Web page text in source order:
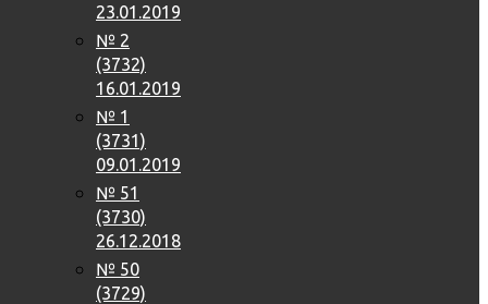
23.01.2019
№ 2
(3732)
16.01.2019
№ 1
(3731)
09.01.2019
№ 51
(3730)
26.12.2018
№ 50
(3729)